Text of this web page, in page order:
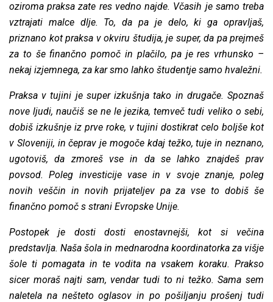
oziroma praksa zate res vedno najde. Včasih je samo treba
vztrajati malce dlje. To, da pa je delo, ki ga opravljaš,
priznano kot praksa v okviru študija, je super, da pa prejmeš
za to še finančno pomoč in plačilo, pa je res vrhunsko –
nekaj izjemnega, za kar smo lahko študentje samo hvaležni.
Praksa v tujini je super izkušnja tako in drugače. Spoznaš
nove ljudi, naučiš se ne le jezika, temveč tudi veliko o sebi,
dobiš izkušnje iz prve roke, v tujini dostikrat celo boljše kot
v Sloveniji, in čeprav je mogoče kdaj težko, tuje in neznano,
ugotoviš, da zmoreš vse in da se lahko znajdeš prav
povsod. Poleg investicije vase in v svoje znanje, poleg
novih veščin in novih prijateljev pa za vse to dobiš še
finančno pomoč s strani Evropske Unije.
Postopek je dosti dosti enostavnejši, kot si večina
predstavlja. Naša šola in mednarodna koordinatorka za višje
šole ti pomagata in te vodita na vsakem koraku. Prakso
sicer moraš najti sam, vendar tudi to ni težko. Sama sem
naletela na nešteto oglasov in po pošiljanju prošenj tudi